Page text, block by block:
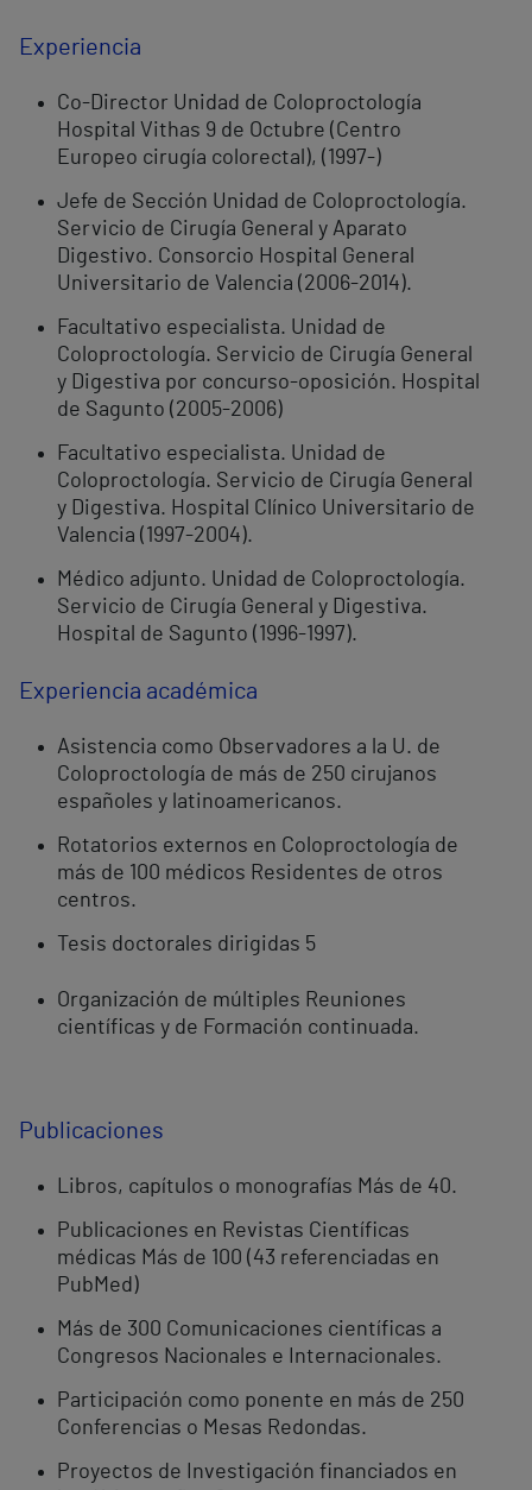
Experiencia
Co-Director Unidad de Coloproctología
Hospital Vithas 9 de Octubre (Centro
Europeo cirugía colorectal), (1997-)
Jefe de Sección Unidad de Coloproctología.
Servicio de Cirugía General y Aparato
Digestivo. Consorcio Hospital General
Universitario de Valencia (2006-2014).
Facultativo especialista. Unidad de
Coloproctología. Servicio de Cirugía General
y Digestiva por concurso-oposición. Hospital
de Sagunto (2005-2006)
Facultativo especialista. Unidad de
Coloproctología. Servicio de Cirugía General
y Digestiva. Hospital Clínico Universitario de
Valencia (1997-2004).
Médico adjunto. Unidad de Coloproctología.
Servicio de Cirugía General y Digestiva.
Hospital de Sagunto (1996-1997).
Experiencia académica
Asistencia como Observadores a la U. de
Coloproctología de más de 250 cirujanos
españoles y latinoamericanos.
Rotatorios externos en Coloproctología de
más de 100 médicos Residentes de otros
centros.
Tesis doctorales dirigidas 5
Organización de múltiples Reuniones
científicas y de Formación continuada.
Publicaciones
Libros, capítulos o monografías Más de 40.
Publicaciones en Revistas Científicas
médicas Más de 100 (43 referenciadas en
PubMed)
Más de 300 Comunicaciones científicas a
Congresos Nacionales e Internacionales.
Participación como ponente en más de 250
Conferencias o Mesas Redondas.
Proyectos de Investigación financiados en